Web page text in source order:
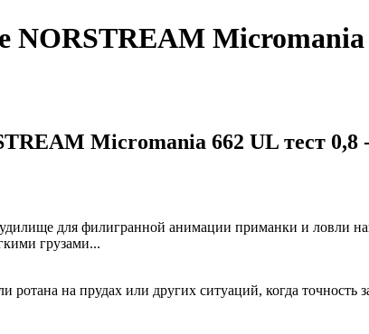
NORSTREAM Micromania
Micromania 662 UL тест 0,8
удилище для филигранной анимации приманки и ловли
грузами...
на прудах или других ситуаций, когда